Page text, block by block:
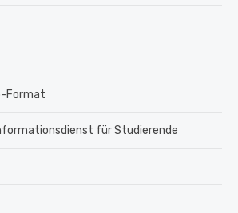
Format
für Studierende